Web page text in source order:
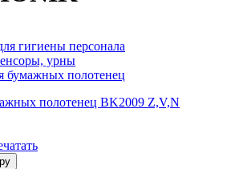
гигиены персонала
урны
бумажных полотенец